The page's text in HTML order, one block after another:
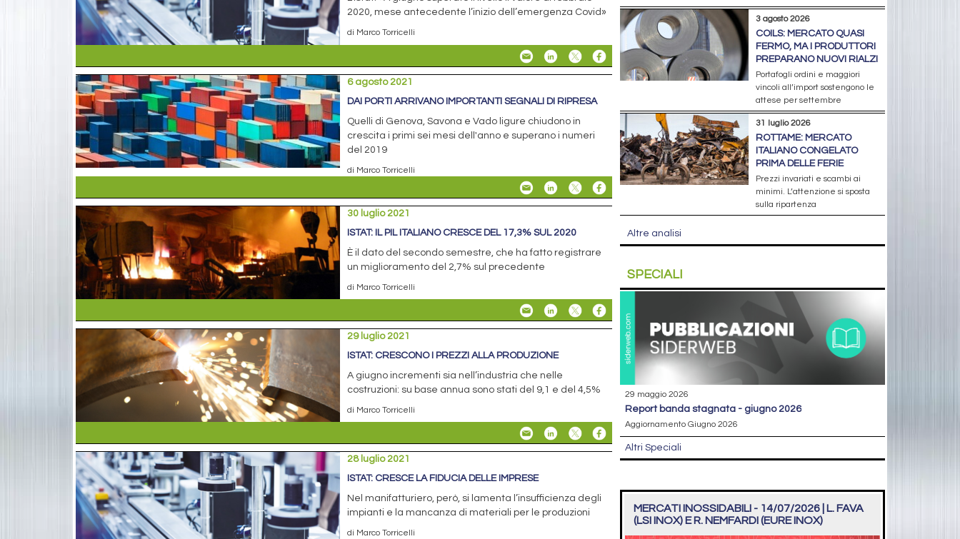
2020, mese antecedente l’inizio dell’emergenza Covid»
di Marco Torricelli
6 agosto 2021
DAI PORTI ARRIVANO IMPORTANTI SEGNALI DI RIPRESA
Quelli di Genova, Savona e Vado ligure chiudono in
crescita i primi sei mesi dell'anno e superano i numeri
del 2019
di Marco Torricelli
30 luglio 2021
ISTAT: IL PIL ITALIANO CRESCE DEL 17,3% SUL 2020
È il dato del secondo semestre, che ha fatto registrare
un miglioramento del 2,7% sul precedente
di Marco Torricelli
29 luglio 2021
ISTAT: CRESCONO I PREZZI ALLA PRODUZIONE
A giugno incrementi sia nell’industria che nelle
costruzioni: su base annua sono stati del 9,1 e del 4,5%
di Marco Torricelli
28 luglio 2021
ISTAT: CRESCE LA FIDUCIA DELLE IMPRESE
Nel manifatturiero, però, si lamenta l’insufficienza degli
impianti e la mancanza di materiali per le produzioni
di Marco Torricelli
3 agosto 2026
COILS: MERCATO QUASI
FERMO, MA I PRODUTTORI
PREPARANO NUOVI RIALZI
Portafogli ordini e maggiori
vincoli all’import sostengono le
attese per settembre
31 luglio 2026
ROTTAME: MERCATO
ITALIANO CONGELATO
PRIMA DELLE FERIE
Prezzi invariati e scambi ai
minimi. L’attenzione si sposta
sulla ripartenza
Altre analisi
SPECIALI
29 maggio 2026
report banda stagnata - giugno 2026
Aggiornamento Giugno 2026
Altri Speciali
MERCATI INOSSIDABILI - 14/07/2026 | L. FAVA
(LSI INOX) E R. NEMFARDI (EURE INOX)